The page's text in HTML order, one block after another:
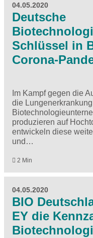
04.05.2020
Deutsche
Schlüssel in
Corona-
Im Kampf gegen die
die
produzieren auf
entwickeln diese
und…
2 Min
04.05.2020
BIO
EY die